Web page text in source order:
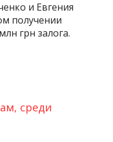
и Евгения
получении
​​грн залога.
среди